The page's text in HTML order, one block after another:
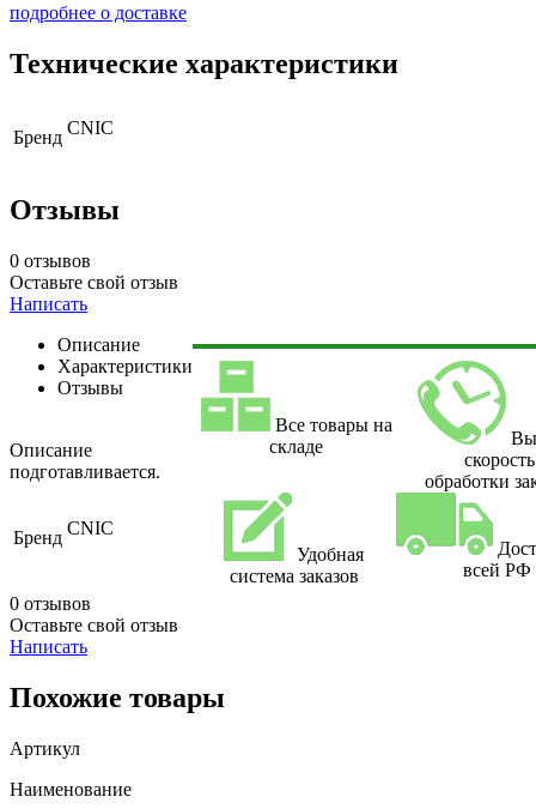
подробнее о доставке
Технические характеристики
Бренд CNIC
Отзывы
0 отзывов
Оставьте свой отзыв
Написать
Описание
Характеристики
Отзывы
Описание
подготавливается.
Бренд CNIC
0 отзывов
Оставьте свой отзыв
Написать
Все товары на
складе
скорость
обработки
Удобная
система заказов
всей РФ
Похожие товары
Артикул
Наименование